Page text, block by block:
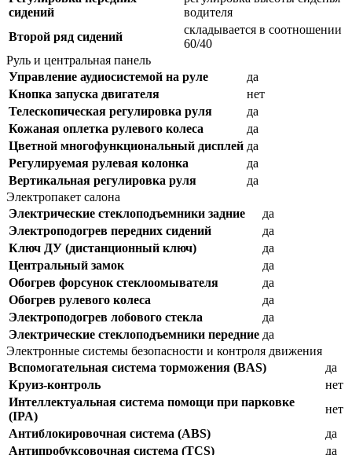
сидений
водителя
Второй ряд сидений
складывается в соотношении
60/40
Руль и центральная панель
Управление аудиосистемой на руле
да
Кнопка запуска двигателя
нет
Телескопическая регулировка руля
да
Кожаная оплетка рулевого колеса
да
Цветной многофункциональный дисплей да
Регулируемая рулевая колонка
да
Вертикальная регулировка руля
да
Электропакет салона
Электрические стеклоподъемники задние
да
Электроподогрев передних сидений
да
Ключ ДУ (дистанционный ключ)
да
Центральный замок
да
Обогрев форсунок стеклоомывателя
да
Обогрев рулевого колеса
да
Электроподогрев лобового стекла
да
Электрические стеклоподъемники передние да
Электронные системы безопасности и контроля движения
Вспомогательная система торможения (BAS)
да
Круиз-контроль
нет
Интеллектуальная система помощи при парковке
(IPA)
нет
Антиблокировочная система (ABS)
да
Антипробуксовочная система (TCS)
да